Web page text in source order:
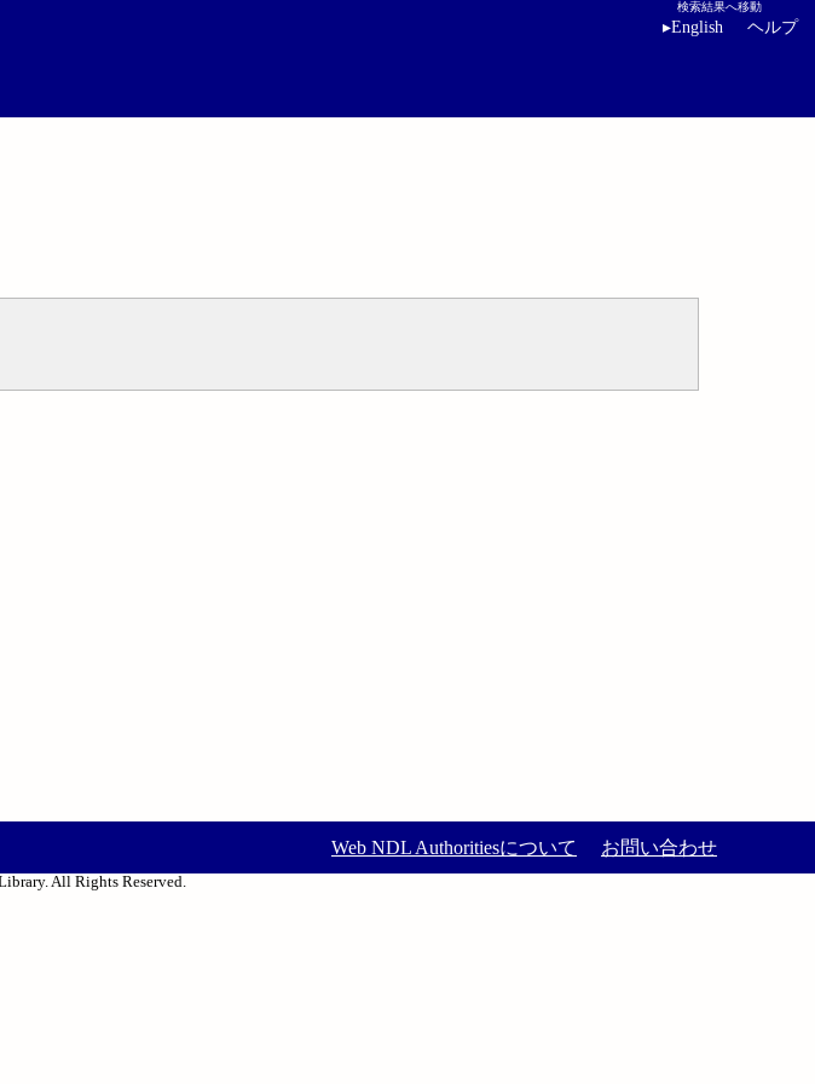
検索結果へ移動
▸English ヘルプ
Web NDL Authoritiesについて お問い合わせ
All Rights Reserved.